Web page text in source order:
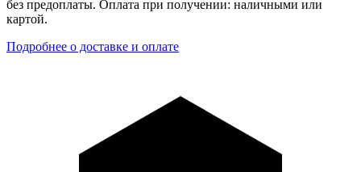
без предоплаты. Оплата при получении: наличными или
картой.
Подробнее о доставке и оплате